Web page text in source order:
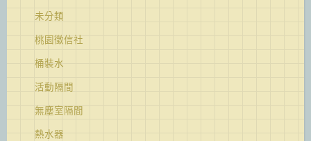
未分類
桃園徵信社
桶裝水
活動隔間
無塵室隔間
熱水器